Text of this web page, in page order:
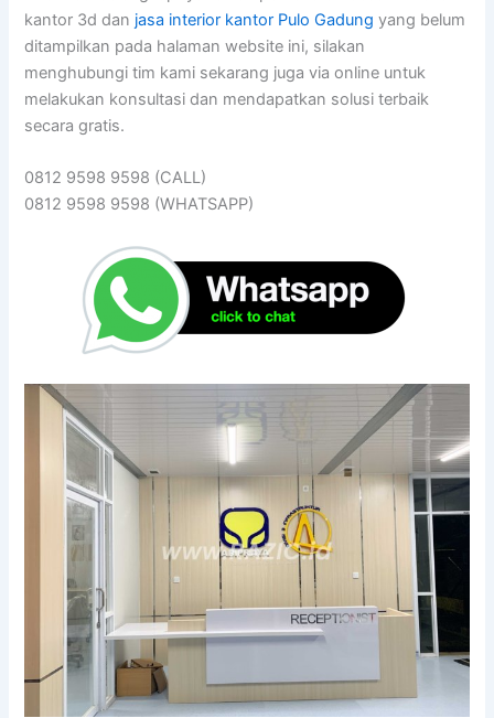
kantor 3d dan jasa interior kantor Pulo Gadung yang belum
ditampilkan pada halaman website ini, silakan
menghubungi tim kami sekarang juga via online untuk
melakukan konsultasi dan mendapatkan solusi terbaik
secara gratis.
0812 9598 9598 (CALL)
0812 9598 9598 (WHATSAPP)